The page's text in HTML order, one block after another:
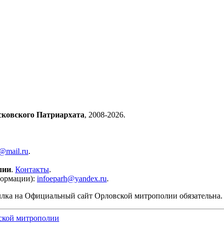
Патриархата, 2008-2026.
.
. Контакты.
infoeparh@yandex.ru.
на Официальный сайт Орловской митрополии обязательна.
митрополии